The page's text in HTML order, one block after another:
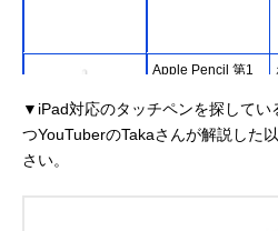
Apple Pencil 第1
▼iPad対応のタッチペンを探してい
つYouTuberのTakaさんが解説した
さい。